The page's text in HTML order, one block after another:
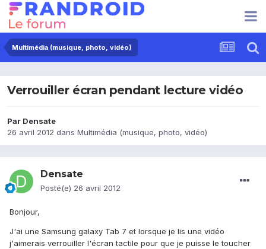
Multimédia (musique, photo, vidéo)
Verrouiller écran pendant lecture vidéo
Par Densate
26 avril 2012 dans Multimédia (musique, photo, vidéo)
Densate
Posté(e) 26 avril 2012
Bonjour,
J'ai une Samsung galaxy Tab 7 et lorsque je lis une vidéo
j'aimerais verrouiller l'écran tactile pour que je puisse le toucher